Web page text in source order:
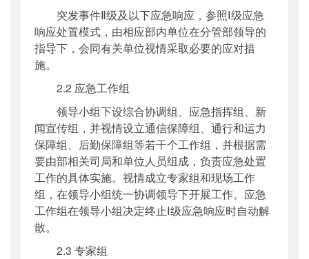
突发事件Ⅱ级及以下应急响应，参照Ⅰ级应急
响应处置模式，由相应部内单位在分管部领导的
指导下，会同有关单位视情采取必要的应对措
施。
2.2 应急工作组
领导小组下设综合协调组、应急指挥组、新
闻宣传组，并视情设立通信保障组、通行和运力
保障组、后勤保障组等若干个工作组，并根据需
要由部相关司局和单位人员组成，负责应急处置
工作的具体实施。视情成立专家组和现场工作
组，在领导小组统一协调领导下开展工作。应急
工作组在领导小组决定终止Ⅰ级应急响应时自动解
散。
2.3 专家组